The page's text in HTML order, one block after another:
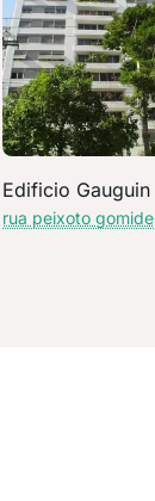
Edificio Gauguin
rua peixoto gomide